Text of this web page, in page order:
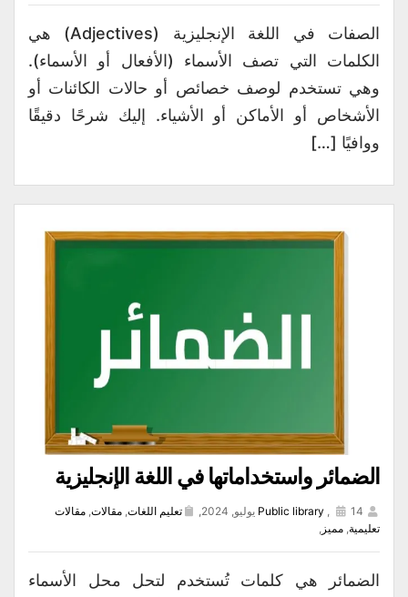
الصفات في اللغة الإنجليزية (Adjectives) هي
الكلمات التي تصف الأسماء (الأفعال أو الأسماء).
وهي تستخدم لوصف خصائص أو حالات الكائنات أو
الأشخاص أو الأماكن أو الأشياء. إليك شرحًا دقيقًا
ووافيًا […]
الضمائر واستخداماتها في اللغة الإنجليزية
Public library , 14 يوليو, 2024, تعليم اللغات, مقالات, مقالات
تعليمية, مميز ,
الضمائر هي كلمات تُستخدم لتحل محل الأسماء